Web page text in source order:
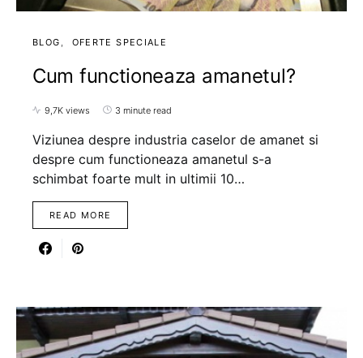
BLOG OFERTE SPECIALE
Cum functioneaza amanetul?
9,7K views 3 minute read
Viziunea despre industria caselor de amanet si
despre cum functioneaza amanetul s-a
schimbat foarte mult in ultimii 10…
READ MORE